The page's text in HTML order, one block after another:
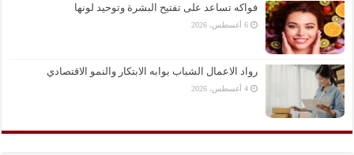
فواكه تساعد على تفتيح البشرة وتوحيد لونها
6 أغسطس، 2026
رواد الاعمال الشباب بوابه الابتكار والنمو الاقتصادي
4 أغسطس، 2026